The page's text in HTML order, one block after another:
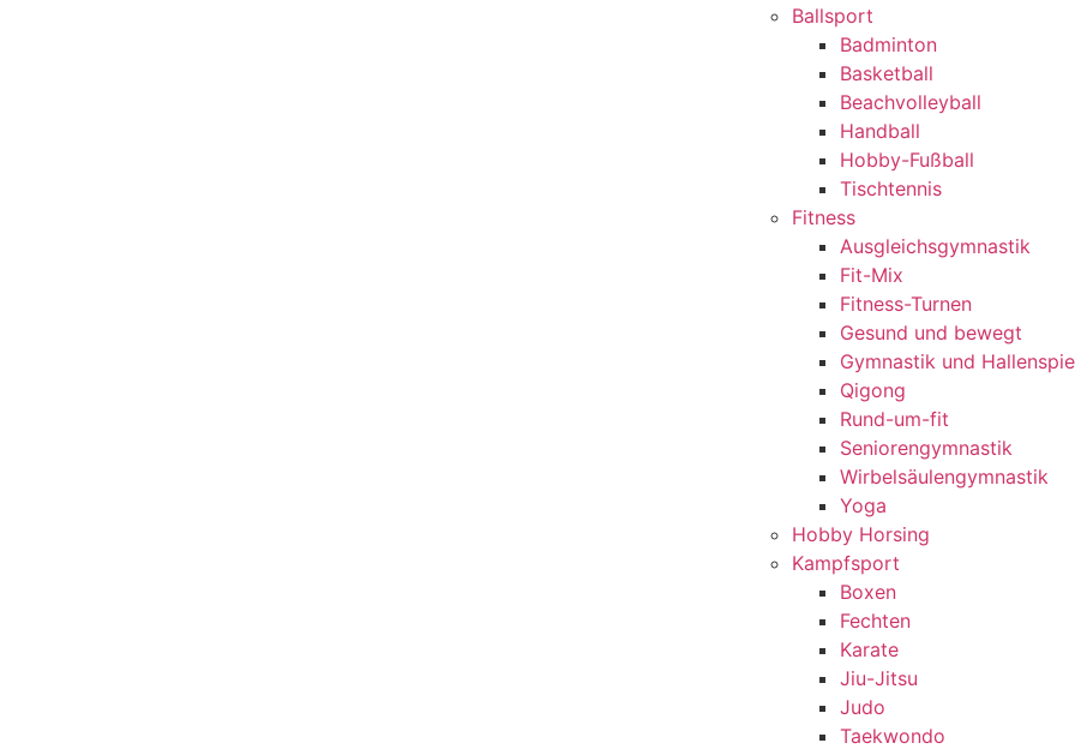
Ballsport
Badminton
Basketball
Beachvolleyball
Handball
Hobby-Fußball
Tischtennis
Fitness
Ausgleichsgymnastik
Fit-Mix
Fitness-Turnen
Gesund und bewegt
Gymnastik und
Qigong
Rund-um-fit
Seniorengymnastik
Wirbelsäulengymnastik
Yoga
Hobby Horsing
Kampfsport
Boxen
Fechten
Karate
Jiu-Jitsu
Judo
Taekwondo